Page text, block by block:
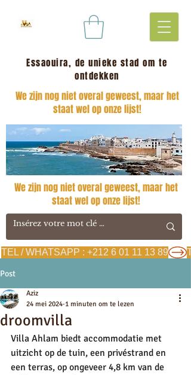
Essaouira, de unieke stad om te
ontdekken
We zijn nog niet overal geweest, maar het
staat wel op onze lijst!
TEL / WHATSAPP : +212 6 01 11 13 89
We zijn nog niet overal geweest, maar het
staat wel op onze lijst!
Post
droomvilla
Aziz
24 mei 2024 1 minuten om te lezen
Villa Ahlam biedt accommodatie met
uitzicht op de tuin, een privéstrand en
een terras, op ongeveer 4,8 km van de